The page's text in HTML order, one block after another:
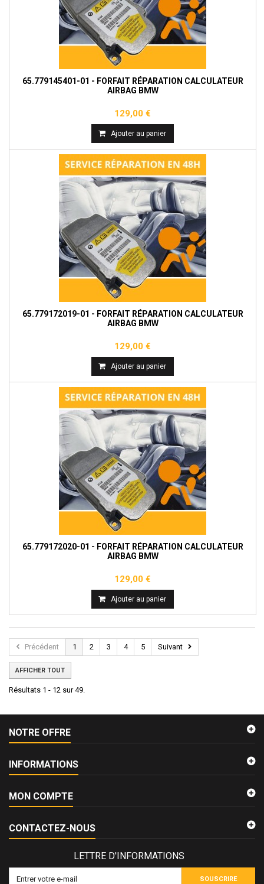
65.779145401-01 - FORFAIT RÉPARATION CALCULATEUR
AIRBAG BMW
129,00 €
Ajouter au panier
65.779172019-01 - FORFAIT RÉPARATION CALCULATEUR
AIRBAG BMW
129,00 €
Ajouter au panier
65.779172020-01 - FORFAIT RÉPARATION CALCULATEUR
AIRBAG BMW
129,00 €
Ajouter au panier
Précédent 1 2 3 4 5 Suivant
AFFICHER TOUT
Résultats 1 - 12 sur 49.
NOTRE OFFRE
INFORMATIONS
MON COMPTE
CONTACTEZ-NOUS
LETTRE D'INFORMATIONS
SOUSCRIRE